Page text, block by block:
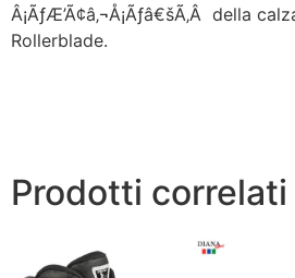
Â¡ÃƒÆ’Ã¢â‚¬Å¡Ãƒâ€šÃ‚Â della
Rollerblade.
Prodotti correlati